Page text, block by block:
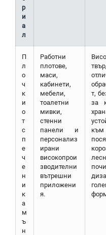
р
и
а
л
П
л
о
ч
к
и
о
т
с
п
е
ч
е
н
и
к
а
м
ъ
н
Работни
плотове,
маси,
кабинети,
мебели,
тоалетни
мивки,
стенни
панели и
персонализ
ирани
високопрои
зводителни
вътрешни
приложени
я.
т,
за